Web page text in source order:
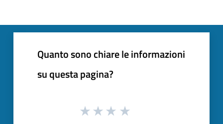
Quanto sono chiare le informazioni
su questa pagina?